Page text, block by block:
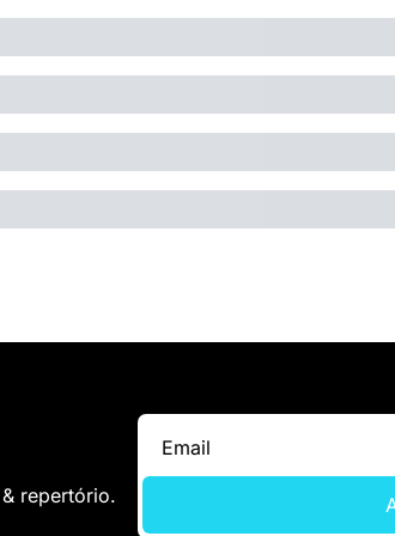
repertório.